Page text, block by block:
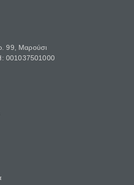
99, Μαρούσι
001037501000